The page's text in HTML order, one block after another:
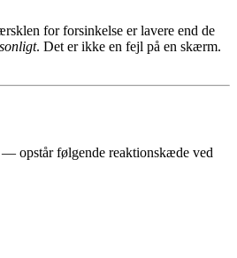
for forsinkelse er lavere end de
. Det er ikke en fejl på en skærm.
— opstår følgende reaktionskæde ved